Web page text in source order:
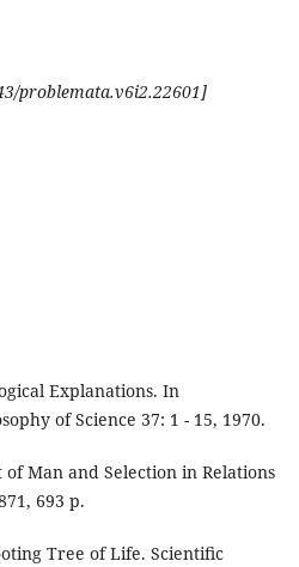
problemata.v6i2.22601]
Explanations. In
of Science 37: 1 - 15, 1970.
of Man and Selection in Relations
693 p.
Tree of Life. Scientiﬁc